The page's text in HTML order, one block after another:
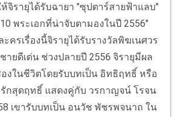
จิรายุได้รับฉายา "ซุปตาร์สายฟ้าแลบ"
พระเอกที่น่าจับตามองในปี 2556"
ครเรื่องนี้จิรายุได้รับรางวัลพิฆเนศวร
ยดีเด่น ช่วงปลายปี 2556 จิรายุมีผล
องในชีวิตโดยรับบทเป็น อิทธิฤทธิ์ หรือ
รักสุดฤทธิ์ แสดงคู่กับ วรกาญจน์ โรจน
เขารับบทเป็น อนวัช พัชรพจนาถ ใน